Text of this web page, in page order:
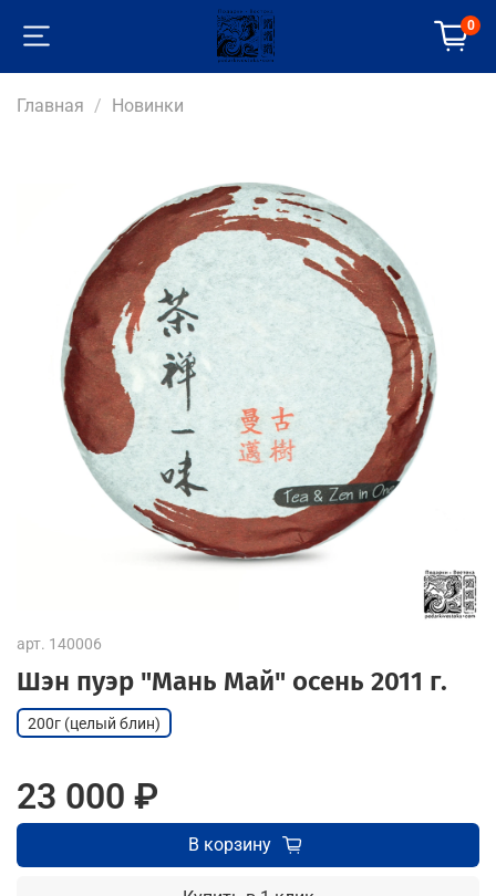
0
Главная Новинки
арт. 140006
Шэн пуэр "Мань Май" осень 2011 г.
200г (целый блин)
23 000 ₽
В корзину